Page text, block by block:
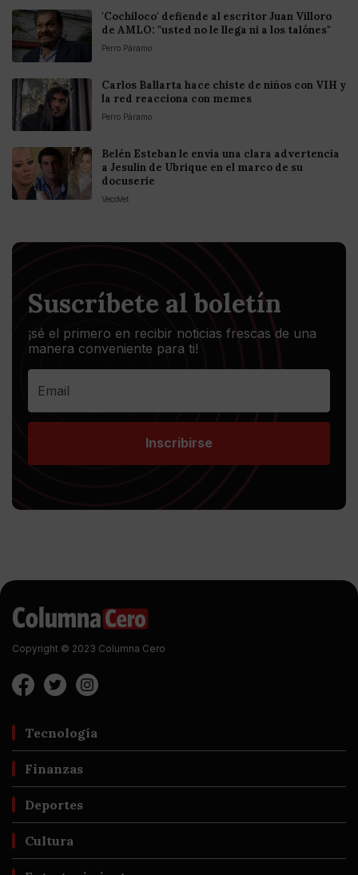
'Cochiloco' defiende al escritor Juan Villoro
de AMLO: "usted no le llega ni a los talónes"
Perro Páramo
Carlos Ballarta hace chiste de niños con VIH y
la red reacciona con memes
Perro Páramo
Belén Esteban le envía una clara advertencia
a Jesulín de Ubrique en el marco de su
docuserie
VecoVet
Suscríbete al boletín
¡sé el primero en recibir noticias frescas de una
manera conveniente para ti!
Inscribirse
Copyright © 2023 Columna Cero
Tecnología
Finanzas
Deportes
Cultura